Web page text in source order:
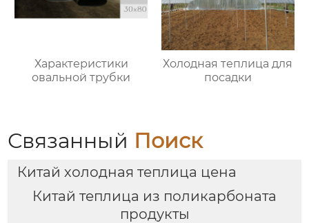
Характеристики
овальной трубки
Холодная теплица для
посадки
Связанный Поиск
Китай холодная теплица цена
Китай теплица из поликарбоната
продукты